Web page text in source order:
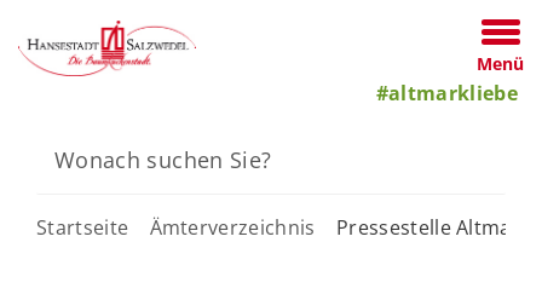
Menü
#altmarkliebe
Startseite Ämterverzeichnis Pressestelle